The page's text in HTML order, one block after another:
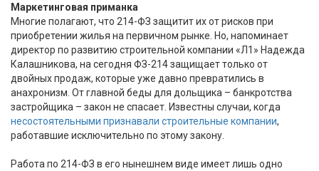
Маркетинговая приманка
Многие полагают, что 214-ФЗ защитит их от рисков при
приобретении жилья на первичном рынке. Но, напоминает
директор по развитию строительной компании «Л1» Надежда
Калашникова, на сегодня ФЗ-214 защищает только от
двойных продаж, которые уже давно превратились в
анахронизм. От главной беды для дольщика – банкротства
застройщика – закон не спасает. Известны случаи, когда
несостоятельными признавали строительные компании,
работавшие исключительно по этому закону.
Работа по 214-ФЗ в его нынешнем виде имеет лишь одно